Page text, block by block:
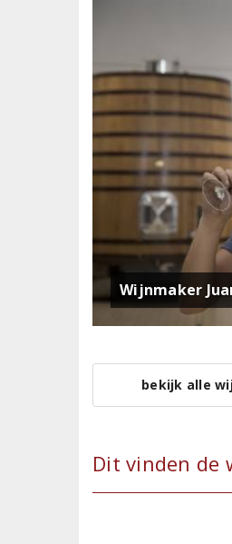
Wijnmaker
bekijk alle
Dit vinden de